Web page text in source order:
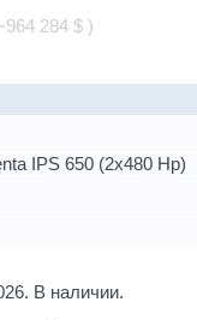
284 $ )
IPS 650 (2x480 Hp)
В наличии.